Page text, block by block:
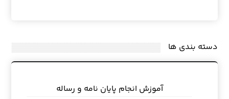
دسته بندی ها
آموزش انجام پایان نامه و رساله